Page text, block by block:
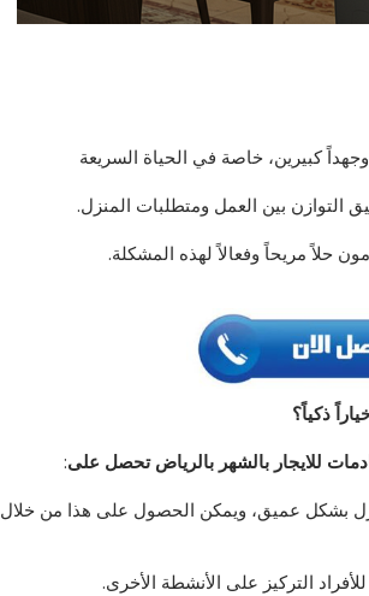
كبيرين، خاصة في الحياة السريعة
التوازن بين العمل ومتطلبات المنزل.
حلاً مريحاً وفعالاً لهذه المشكلة.
ذكياً؟
للايجار بالشهر بالرياض تحصل على:
بشكل عميق، ويمكن الحصول على هذا من خلال
التركيز على الأنشطة الأخرى.